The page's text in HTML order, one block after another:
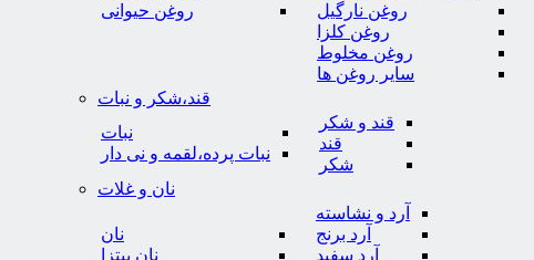
روغن نارگیل
روغن کلزا
روغن مخلوط
سایر روغن ها
روغن حیوانی
قند،شکر و نبات
قند و شکر
قند
شکر
نبات
نبات پرده،لقمه و نی دار
نان و غلات
آرد و نشاسته
آرد برنج
آرد سفید
نان
نان پیتزا